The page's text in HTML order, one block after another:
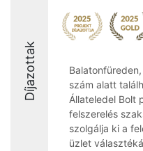
Díjazottak
szám alatt
Állateledel Bolt
felszerelés
szolgálja ki a
üzlet